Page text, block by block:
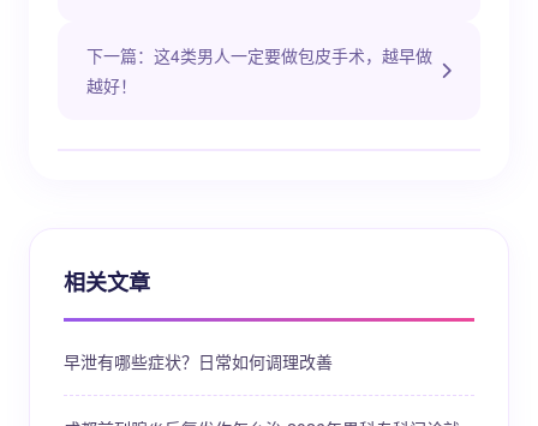
下一篇：这4类男人一定要做包皮手术，越早做
越好！
相关文章
早泄有哪些症状？日常如何调理改善